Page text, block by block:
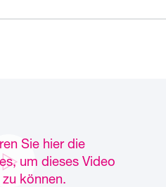
Sie hier die
um dieses Video
können.